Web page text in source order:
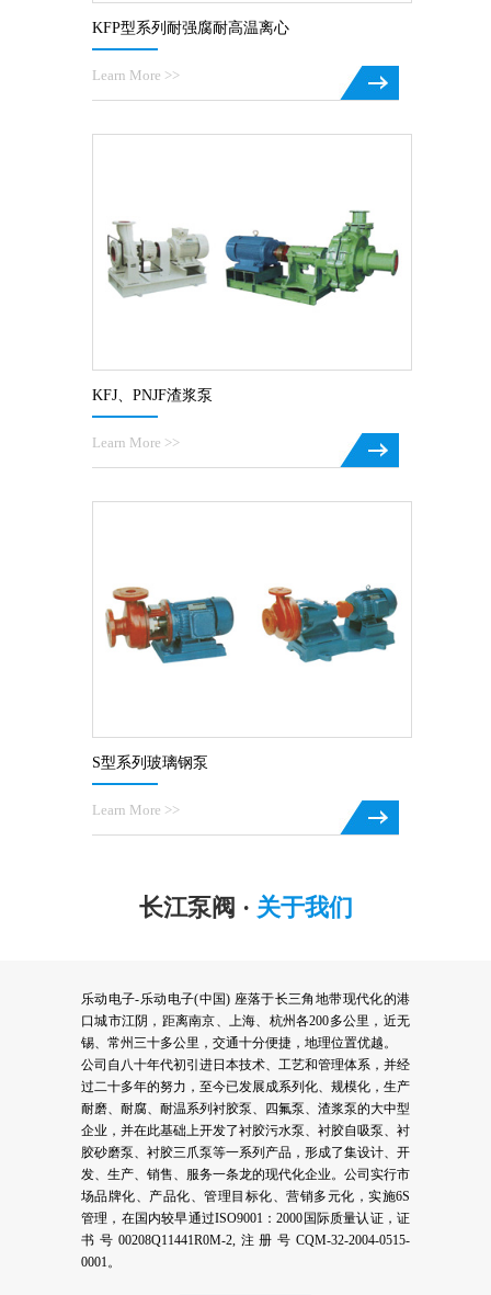
KFP型系列耐强腐耐高温离心
Learn More >>
KFJ、PNJF渣浆泵
Learn More >>
S型系列玻璃钢泵
Learn More >>
长江泵阀 · 关于我们
乐动电子-乐动电子(中国) 座落于长三角地带现代化的港
口城市江阴，距离南京、上海、杭州各200多公里，近无
锡、常州三十多公里，交通十分便捷，地理位置优越。
公司自八十年代初引进日本技术、工艺和管理体系，并经
过二十多年的努力，至今已发展成系列化、规模化，生产
耐磨、耐腐、耐温系列衬胶泵、四氟泵、渣浆泵的大中型
企业，并在此基础上开发了衬胶污水泵、衬胶自吸泵、衬
胶砂磨泵、衬胶三爪泵等一系列产品，形成了集设计、开
发、生产、销售、服务一条龙的现代化企业。公司实行市
场品牌化、产品化、管理目标化、营销多元化，实施6S
管理，在国内较早通过ISO9001：2000国际质量认证，证
书号00208Q11441R0M-2,注册号CQM-32-2004-0515-
0001。